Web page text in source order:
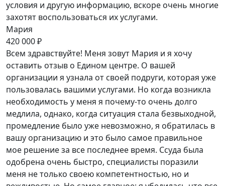
условия и другую информацию, вскоре очень многие
захотят воспользоваться их услугами.
Мария
420 000 ₽
Всем здравствуйте! Меня зовут Мария и я хочу
оставить отзыв о Едином центре. О вашей
организации я узнала от своей подруги, которая уже
пользовалась вашими услугами. Но когда возникла
необходимость у меня я почему-то очень долго
медлила, однако, когда ситуация стала безвыходной,
промедление было уже невозможно, я обратилась в
вашу организацию и это было самое правильное
мое решение за все последнее время. Ссуда была
одобрена очень быстро, специалисты поразили
меня не только своею компетентностью, но и